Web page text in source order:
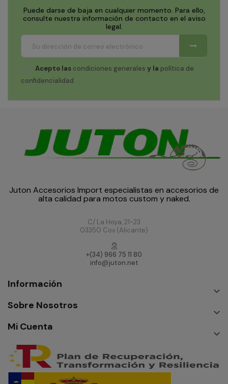
Puede darse de baja en cualquier momento. Para ello,
consulte nuestra información de contacto en el aviso
legal.
Acepto las condiciones generales y la política de
confidencialidad
Juton Accesorios Import especialistas en accesorios de
alta calidad para motos custom y naked.
C/ La Hoya, 21-23
03350 Cox (Alicante)
+(34) 966 75 11 80
info@juton.net
Información

Sobre Nosotros

Mi Cuenta
